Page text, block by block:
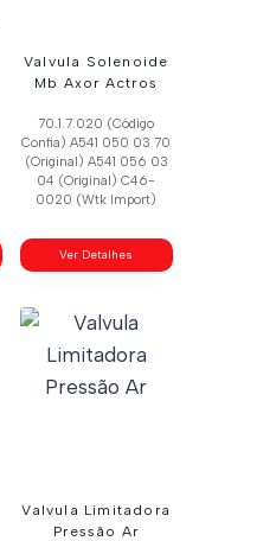
Valvula Solenoide
Mb Axor Actros
70.1.7.020 (Código
Confia) A541 050 03 70
(Original) A541 056 03
04 (Original) C46-
0020 (Wtk Import)
Ver Detalhes
Valvula Limitadora
Pressão Ar